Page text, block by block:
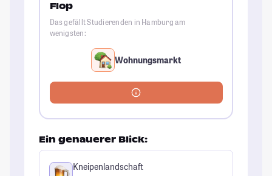
Flop
Das gefällt Studierenden in Hamburg am
wenigsten:
Wohnungsmarkt
Ein genauerer Blick:
Kneipenlandschaft